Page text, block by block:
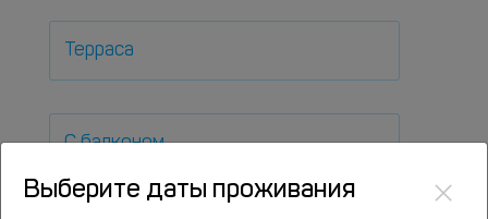
Терраса
С балконом
Выберите даты проживания ×